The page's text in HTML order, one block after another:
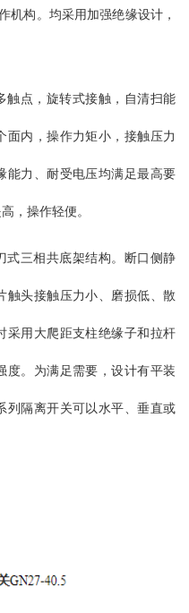
所； e、来自开关设备外部的
境条件制造厂可根据用户要求
转触刀来实现开关的合阐与
同要求。触头分别安装在开
导电部分主要由触刀和触头
触刀对触头的接触方式采
式柜用机械闭锁操动，也可自
机构。均采用加强绝缘设计，
触点，旋转式接触，自清扫能
面内，操作力矩小，接触压力
能力、耐受电压均满足最高要
，操作轻便。
式三相共底架结构。断口侧静
触头接触压力小、磨损低、散
采用大爬距支柱绝缘子和拉杆
度。为满足需要，设计有平装
列隔离开关可以水平、垂直或